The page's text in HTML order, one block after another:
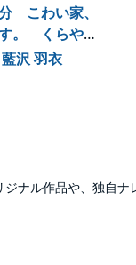
こわい家、
。 くらやみ
ラックリスト
藍沢 羽衣
ナル作品や、独自ナ